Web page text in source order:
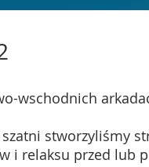
wschodnich
stworzyliśmy
i relaksu przed lub